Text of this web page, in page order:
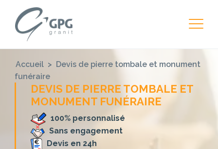
Accueil > Devis de pierre tombale et monument
funéraire
DEVIS DE PIERRE TOMBALE ET
MONUMENT FUNÉRAIRE
100% personnalisé
Sans engagement
Devis en 24h